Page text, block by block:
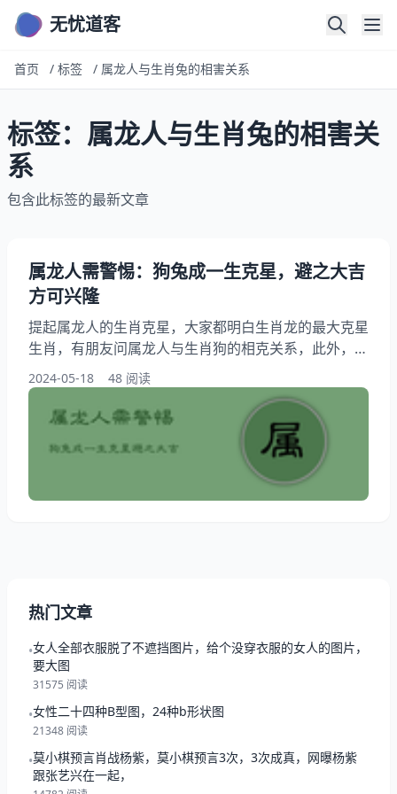
无忧道客
首页 / 标签 / 属龙人与生肖兔的相害关系
标签：属龙人与生肖兔的相害关
系
包含此标签的最新文章
属龙人需警惕：狗兔成一生克星，避之大吉
方可兴隆
提起属龙人的生肖克星，大家都明白生肖龙的最大克星
生肖，有朋友问属龙人与生肖狗的相克关系，此外，不
少人想要了解属龙人与生肖兔的相害关系，阅读本文，
您将了解到属龙人一生重大考验与劫难的度过方式，快
来一起看看属龙人需警惕吧！ 属龙人需警惕 属龙人的
生肖克星 ：生肖龙是我们的十二生肖中比较特殊的以
为生肖，而生肖属龙的人都是非常的有领导能力的，而
强者一生中都会有不少考验，对于属龙人来说
2024-05-18 48 阅读
热门文章
•女人全部衣服脱了不遮挡图片，给个没穿衣服的女人的图片，
要大图
31575 阅读
•女性二十四种B型图，24种b形状图
21348 阅读
•莫小棋预言肖战杨紫，莫小棋预言3次，3次成真，网曝杨紫
跟张艺兴在一起，